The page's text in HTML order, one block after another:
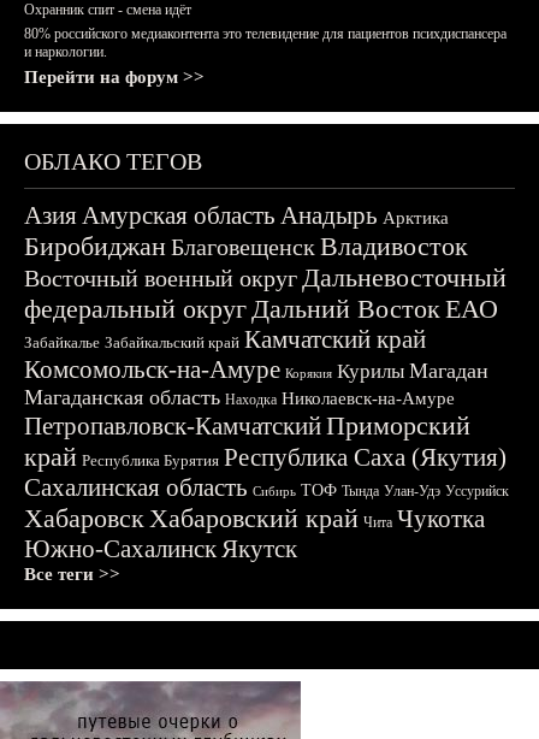
Охранник спит - смена идёт
80% российского медиаконтента это телевидение для пациентов психдиспансера
и наркологии.
Перейти на форум >>
ОБЛАКО ТЕГОВ
АзияАмурская область Анадырь Арктика
БиробиджанБлаговещенскВладивосток
Восточный военный округДальневосточный
федеральный округДальний ВостокЕАО
Забайкалье Забайкальский край Камчатский край
Комсомольск-на-Амуре Корякия Курилы Магадан
Магаданская область Находка Николаевск-на-Амуре
Петропавловск-КамчатскийПриморский
край Республика Бурятия Республика Саха (Якутия)
Сахалинская область Сибирь ТОФ Тында Улан-Удэ Уссурийск
ХабаровскХабаровский край Чита Чукотка
Южно-СахалинскЯкутск
Все теги >>